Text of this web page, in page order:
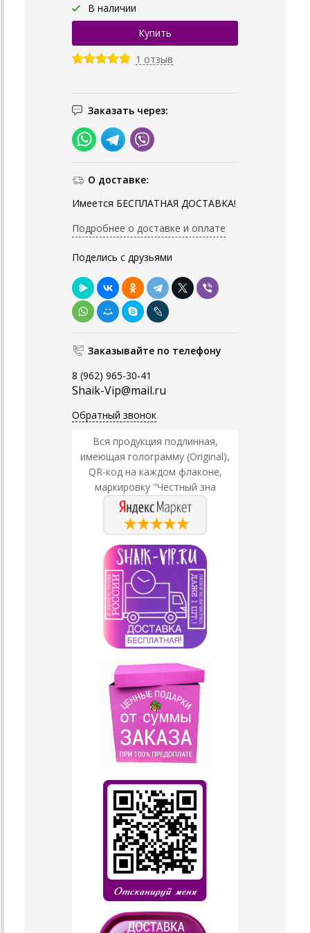
В наличии
1 отзыв
Заказать через:
О доставке:
Имеется БЕСПЛАТНАЯ ДОСТАВКА!
Подробнее о доставке и оплате
Поделись с друзьями
Заказывайте по телефону
8 (962) 965-30-41
Shaik-Vip@mail.ru
Обратный звонок
Вся продукция подлинная,
имеющая голограмму (Original),
QR-код на каждом флаконе,
маркировку "Честный зна